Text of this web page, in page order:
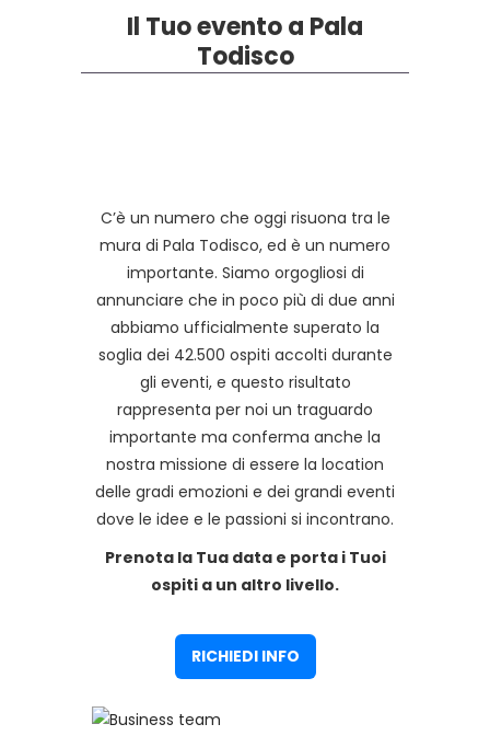
Il Tuo evento a Pala
Todisco
C’è un numero che oggi risuona tra le
mura di Pala Todisco, ed è un numero
importante. Siamo orgogliosi di
annunciare che in poco più di due anni
abbiamo ufficialmente superato la
soglia dei 42.500 ospiti accolti durante
gli eventi, e questo risultato
rappresenta per noi un traguardo
importante ma conferma anche la
nostra missione di essere la location
delle gradi emozioni e dei grandi eventi
dove le idee e le passioni si incontrano.
Prenota la Tua data e porta i Tuoi
ospiti a un altro livello.
RICHIEDI INFO